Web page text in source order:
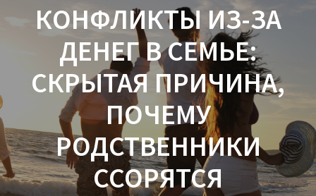
КОНФЛИКТЫ ИЗ-ЗА
ДЕНЕГ В СЕМЬЕ:
СКРЫТАЯ ПРИЧИНА,
ПОЧЕМУ
РОДСТВЕННИКИ
ССОРЯТСЯ